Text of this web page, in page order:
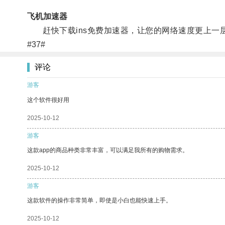
飞机加速器
赶快下载ins免费加速器，让您的网络速度更上一
#37#
评论
游客
这个软件很好用
2025-10-12
游客
这款app的商品种类非常丰富，可以满足我所有的购物需求。
2025-10-12
游客
这款软件的操作非常简单，即使是小白也能快速上手。
2025-10-12